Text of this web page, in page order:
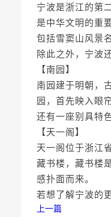
宁波是浙江的第
是中华文明的重
包括雪窦山风景
除此之外，宁波
【南园】
南园建于明朝，
园，首先映入眼
还有一座别具特
【天一阁】
天一阁位于浙江
藏书楼，藏书楼
感扑面而来。
若想了解宁波的
上一篇